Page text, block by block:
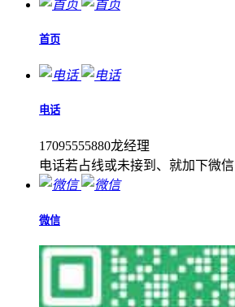
首页
电话
17095555880龙经理
电话若占线或未接到、就加下微信
微信